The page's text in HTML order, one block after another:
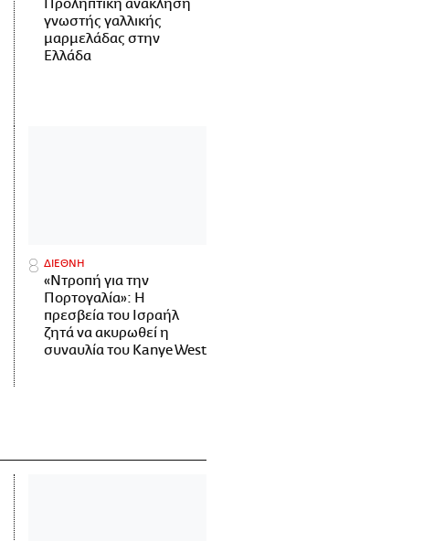
Προληπτική ανάκληση
γνωστής γαλλικής
μαρμελάδας στην
Ελλάδα
ΔΙΕΘΝΗ
«Ντροπή για την
Πορτογαλία»: Η
πρεσβεία του Ισραήλ
ζητά να ακυρωθεί η
συναυλία του Kanye West